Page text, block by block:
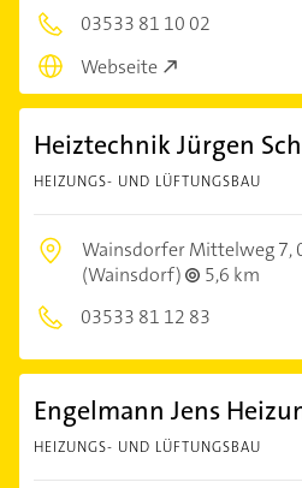
03533 81 10 02
Webseite
Heiztechnik Jürgen
HEIZUNGS- UND LÜFTUNGSBAU
Wainsdorfer Mittelweg 7,
(Wainsdorf)
5,6 km
03533 81 12 83
Engelmann Jens
HEIZUNGS- UND LÜFTUNGSBAU